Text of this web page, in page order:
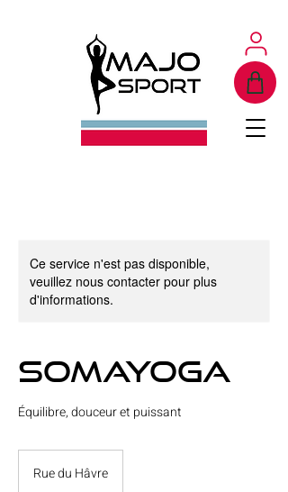
Ce service n'est pas disponible,
veuillez nous contacter pour plus
d'informations.
Somayoga
Équilibre, douceur et puissant
Rue du Hâvre